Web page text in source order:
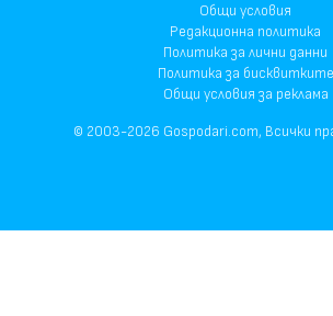
Общи условия
Редакционна политика
Политика за лични данни
Политика за бисквитките
Общи условия за реклама
© 2003-2026 Gospodari.com, Всички